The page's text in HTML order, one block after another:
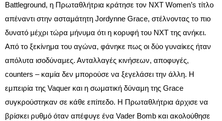
Battleground, η Πρωταθλήτρια κράτησε τον NXT Women’s τίτλο
απέναντι στην ασταμάτητη Jordynne Grace, στέλνοντας το πιο
δυνατό μέχρι τώρα μήνυμα ότι η κορυφή του NXT της ανήκει.
Από το ξεκίνημα του αγώνα, φάνηκε πως οι δύο γυναίκες ήταν
απόλυτα ισοδύναμες. Ανταλλαγές κινήσεων, αποφυγές,
counters – καμία δεν μπορούσε να ξεγελάσει την άλλη. Η
εμπειρία της Vaquer και η σωματική δύναμη της Grace
συγκρούστηκαν σε κάθε επίπεδο. Η Πρωταθλήτρια άρχισε να
βρίσκει ρυθμό όταν απέφυγε ένα Vader Bomb και ακολούθησε